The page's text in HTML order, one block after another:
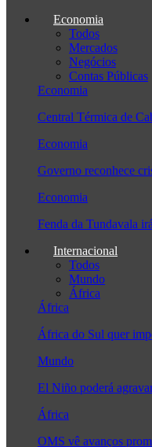
Economia
Todos
Mercados
Negócios
Contas Públicas
Economia
Central Térmica de
Economia
Governo reconhece
Economia
Fenda da Tundavala
Internacional
Todos
Mundo
África
África
África do Sul quer
Mundo
El Niño poderá
África
OMS vê avanços